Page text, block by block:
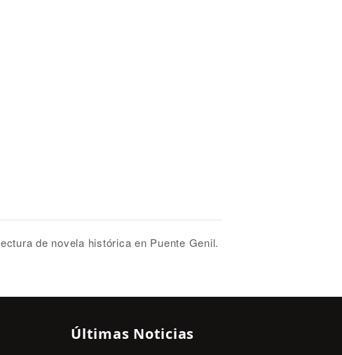
de novela histórica en Puente Genil.
Últimas Noticias